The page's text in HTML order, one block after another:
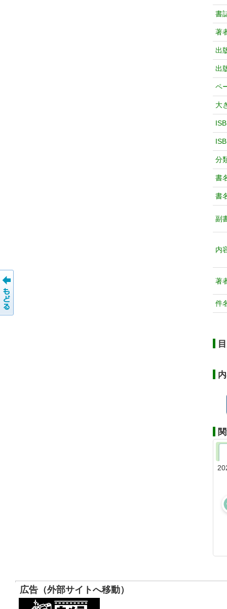
書
著
出
出
ペ
大
分
書
書
副
内
著
件
広告（外部サイトへ移動）